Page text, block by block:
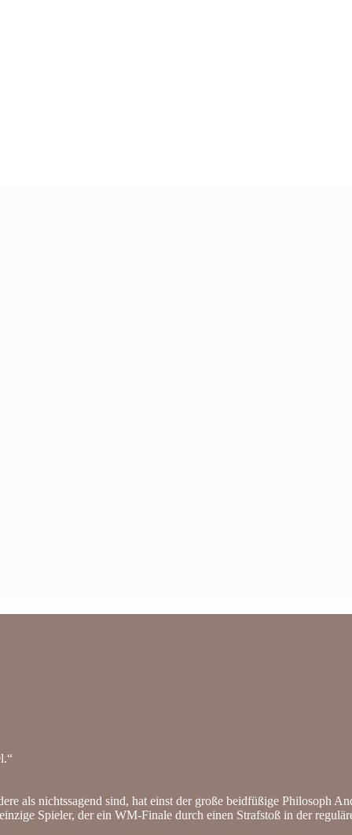
als nichtssagend sind, hat einst der große beidfüßige Philosoph
Spieler, der ein WM-Finale durch einen Strafstoß in der